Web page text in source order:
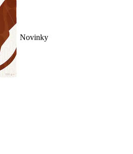
Novinky